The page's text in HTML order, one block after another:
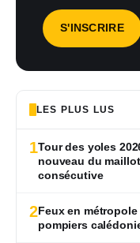
LES PLUS LUS
1Tour des yoles
nouveau du
consécutive
2Feux en
pompiers